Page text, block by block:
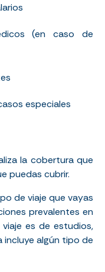
(en caso de
especiales
la cobertura que
puedas cubrir.
de viaje que vayas
prevalentes en
es de estudios,
algún tipo de